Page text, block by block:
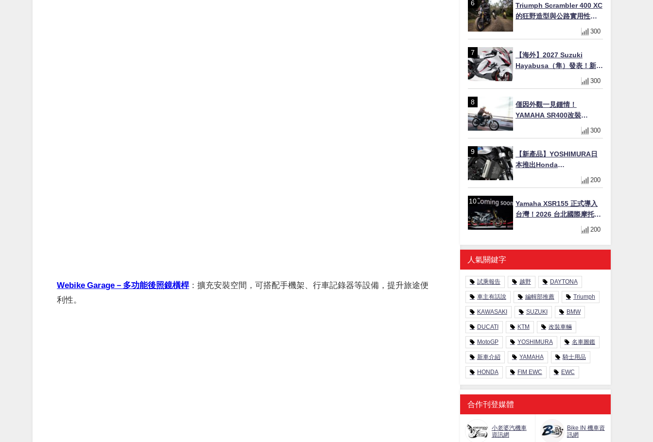
Webike Garage－多功能後照鏡橫桿：擴充安裝空間，可搭配手機架、行車記錄器等設備，提升旅途便
利性。
Triumph Scrambler 400 XC
的狂野造型與公路實用性的
300
【海外】2027 Suzuki
Hayabusa（隼）發表！新增
Special Edition 特仕版，全
新珍珠白塗裝與專屬配備登
300
僅因外觀一見鍾情！
YAMAHA SR400改裝
Tracker風格｜ 女車主的機車
人生蛻變記
300
【新產品】YOSHIMURA日
本推出Honda
CB1000F/CB1000 HORNET
專用水箱護網，六角網紋設
200
Yamaha XSR155 正式導入
台灣！2026 台北國際摩托車
展亮相，70 週年紀念版
YZF-R 系列限量追加販售
200
人氣關鍵字
試乘報告 越野 DAYTONA
車主有話說 編輯部推薦 Triumph
KAWASAKI SUZUKI BMW
DUCATI KTM 改裝車輛
MotoGP YOSHIMURA 名車圖鑑
新車介紹 YAMAHA 騎士用品
HONDA FIM EWC EWC
合作刊登媒體
小老婆汽機車
資訊網
Bike IN 機車資
訊網